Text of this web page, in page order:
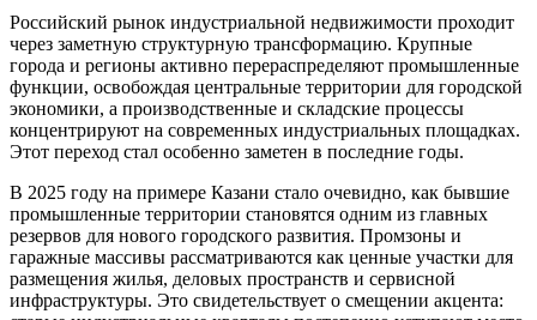
Российский рынок индустриальной недвижимости проходит
через заметную структурную трансформацию. Крупные
города и регионы активно перераспределяют промышленные
функции, освобождая центральные территории для городской
экономики, а производственные и складские процессы
концентрируют на современных индустриальных площадках.
Этот переход стал особенно заметен в последние годы.
В 2025 году на примере Казани стало очевидно, как бывшие
промышленные территории становятся одним из главных
резервов для нового городского развития. Промзоны и
гаражные массивы рассматриваются как ценные участки для
размещения жилья, деловых пространств и сервисной
инфраструктуры. Это свидетельствует о смещении акцента: